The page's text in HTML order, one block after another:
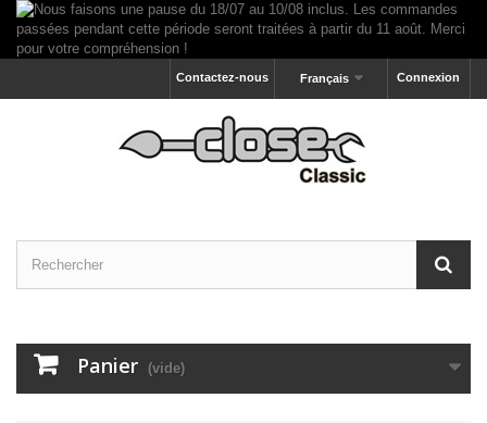
Connexion
Français
Contactez-nous
Panier (vide)